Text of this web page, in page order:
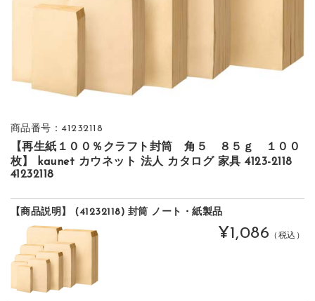
商品番号：41232118
【再生紙１００％クラフト封筒 角５ ８５ｇ １００
枚】 kaunet カウネット 法人 カタログ 家具 4123-2118
41232118
【商品説明】 (41232118) 封筒 ノート・紙製品
¥1,086 （税込）